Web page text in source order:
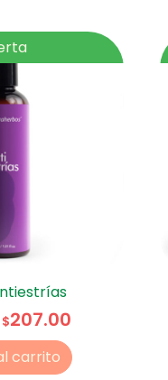
$207.00
carrito